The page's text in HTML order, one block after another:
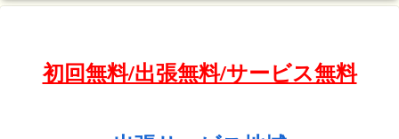
初回無料/出張無料/サービス無料